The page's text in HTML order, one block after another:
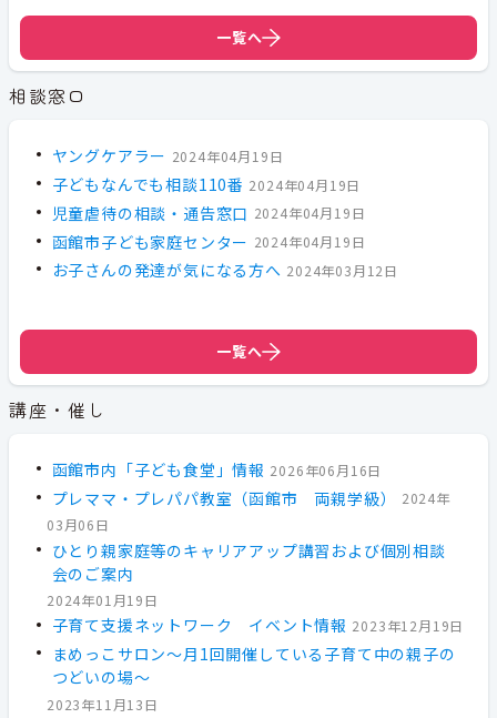
一覧へ
相談窓口
ヤングケアラー 2024年04月19日
子どもなんでも相談110番 2024年04月19日
児童虐待の相談・通告窓口 2024年04月19日
函館市子ども家庭センター 2024年04月19日
お子さんの発達が気になる方へ 2024年03月12日
一覧へ
講座・催し
函館市内「子ども食堂」情報 2026年06月16日
プレママ・プレパパ教室（函館市 両親学級）
2024年
03月06日
ひとり親家庭等のキャリアアップ講習および個別相談
会のご案内
2024年01月19日
子育て支援ネットワーク イベント情報 2023年12月19日
まめっこサロン～月1回開催している子育て中の親子の
つどいの場～
2023年11月13日